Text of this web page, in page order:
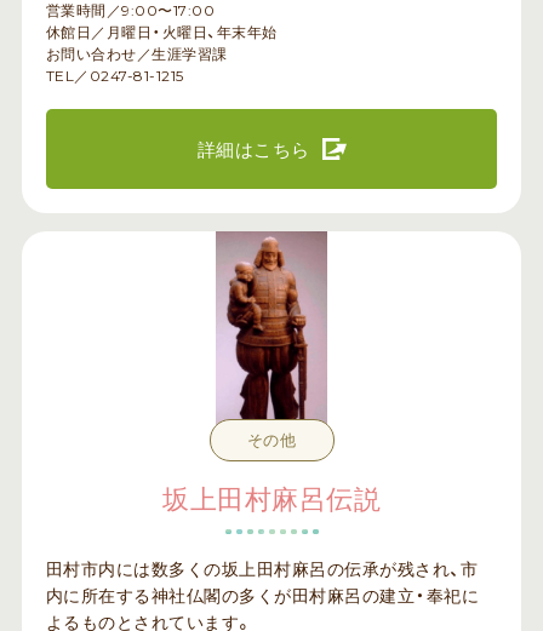
営業時間／9:00〜17:00
休館日／月曜日・火曜日、年末年始
お問い合わせ／生涯学習課
TEL／0247-81-1215
詳細はこちら
その他
坂上田村麻呂伝説
田村市内には数多くの坂上田村麻呂の伝承が残され、市
内に所在する神社仏閣の多くが田村麻呂の建立・奉祀に
よるものとされています。